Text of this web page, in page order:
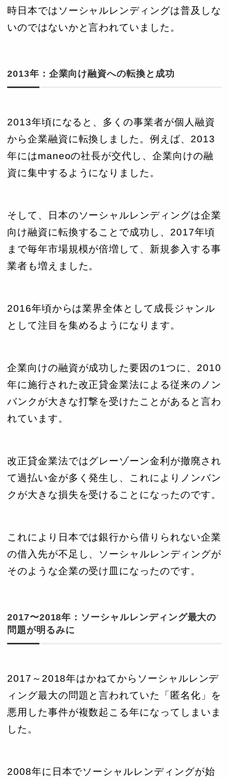
時日本ではソーシャルレンディングは普及しな
いのではないかと言われていました。
2013年：企業向け融資への転換と成功
2013年頃になると、多くの事業者が個人融資
から企業融資に転換しました。例えば、2013
年にはmaneoの社長が交代し、企業向けの融
資に集中するようになりました。
そして、日本のソーシャルレンディングは企業
向け融資に転換することで成功し、2017年頃
まで毎年市場規模が倍増して、新規参入する事
業者も増えました。
2016年頃からは業界全体として成長ジャンル
として注目を集めるようになります。
企業向けの融資が成功した要因の1つに、2010
年に施行された改正貸金業法による従来のノン
バンクが大きな打撃を受けたことがあると言わ
れています。
改正貸金業法ではグレーゾーン金利が撤廃され
て過払い金が多く発生し、これによりノンバン
クが大きな損失を受けることになったのです。
これにより日本では銀行から借りられない企業
の借入先が不足し、ソーシャルレンディングが
そのような企業の受け皿になったのです。
2017〜2018年：ソーシャルレンディング最大の
問題が明るみに
2017～2018年はかねてからソーシャルレンデ
ィング最大の問題と言われていた「匿名化」を
悪用した事件が複数起こる年になってしまいま
した。
2008年に日本でソーシャルレンディングが始